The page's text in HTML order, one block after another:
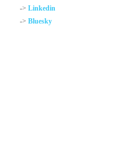
->Linkedin
->Bluesky